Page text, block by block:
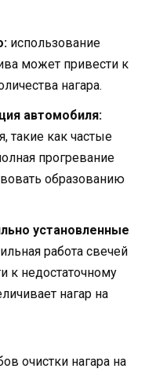
использование
может привести к
нагара.
автомобиля:
такие как частые
прогревание
образованию
установленные
работа свечей
к недостаточному
нагар на
очистки нагара на